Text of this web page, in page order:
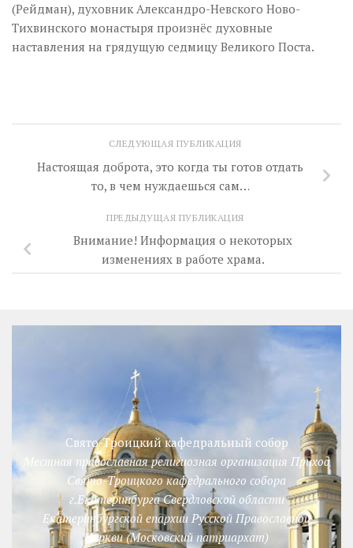
(Рейдман), духовник Александро-Невского Ново-
Тихвинского монастыря произнёс духовные
наставления на грядущую седмицу Великого Поста.
СЛЕДУЮЩАЯ ПУБЛИКАЦИЯ
Настоящая доброта, это когда ты готов отдать
то, в чем нуждаешься сам…
ПРЕДЫДУЩАЯ ПУБЛИКАЦИЯ
Внимание! Информация о некоторых
изменениях в работе храма.
Свято-Троицкий кафедральный собор
Местная православная религиозная организация Приход
Свято-Троицкого кафедрального собора
г.Екатеринбурга Свердловской области
Екатеринбургской епархии Русской Православной
Церкви (Московский патриархат)